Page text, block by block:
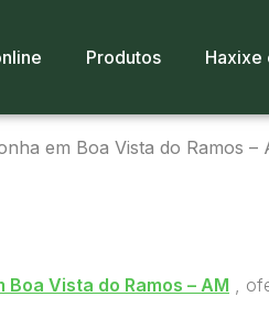
Produtos Haxixe
em Boa Vista do Ramos –
Boa Vista do Ramos – AM ,